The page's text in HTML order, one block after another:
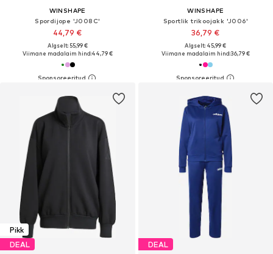
WINSHAPE
Spordijope 'J008C'
44,79 €
Algselt: 55,99 €
Viimane madalaim hind:44,79 €
WINSHAPE
Sportlik trikoojakk 'J006'
36,79 €
Algselt: 45,99 €
Viimane madalaim hind:36,79 €
Pikk
DEAL
DEAL